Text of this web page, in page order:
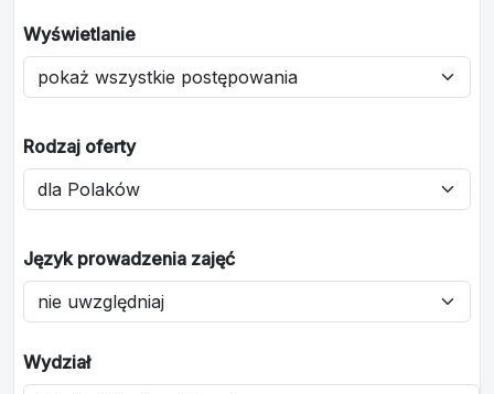
Wyświetlanie
Rodzaj oferty
Język prowadzenia zajęć
Wydział